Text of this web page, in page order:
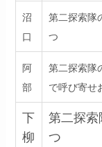
沼
口
第二探索隊
つ
阿
部
第二探索隊
で呼び寄せ
下
柳
第二探
つ